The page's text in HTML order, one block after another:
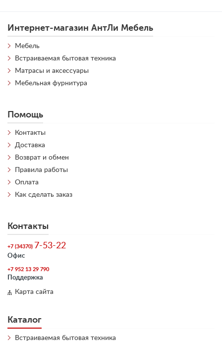
Интернет-магазин АнтЛи Мебель
Мебель
Встраиваемая бытовая техника
Матрасы и аксессуары
Мебельная фурнитура
Помощь
Контакты
Доставка
Возврат и обмен
Правила работы
Оплата
Как сделать заказ
Контакты
+7 (34370) 7-53-22
Офис
+7 952 13 29 790
Поддержка
Карта сайта
Каталог
Встраиваемая бытовая техника